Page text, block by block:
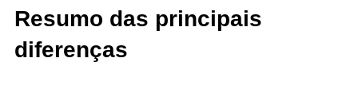
Resumo das principais
diferenças